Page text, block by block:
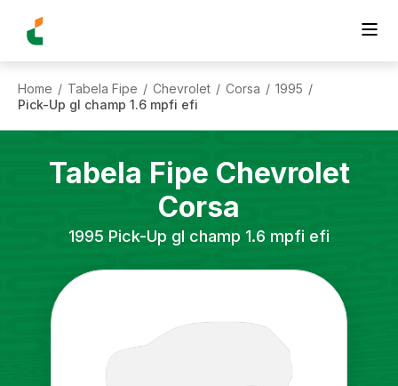
Home / Tabela Fipe / Chevrolet / Corsa / 1995 /
Pick-Up gl champ 1.6 mpfi efi
Tabela Fipe Chevrolet
Corsa
1995 Pick-Up gl champ 1.6 mpfi efi